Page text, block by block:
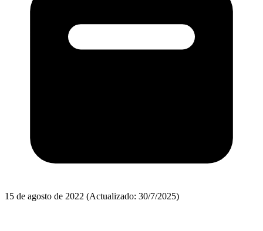
15 de agosto de 2022 (Actualizado: 30/7/2025)